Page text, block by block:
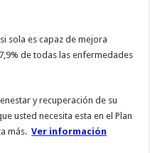
sola es capaz de mejora
de todas las enfermedades
y recuperación de su
usted necesita esta en el Plan
más.Ver información